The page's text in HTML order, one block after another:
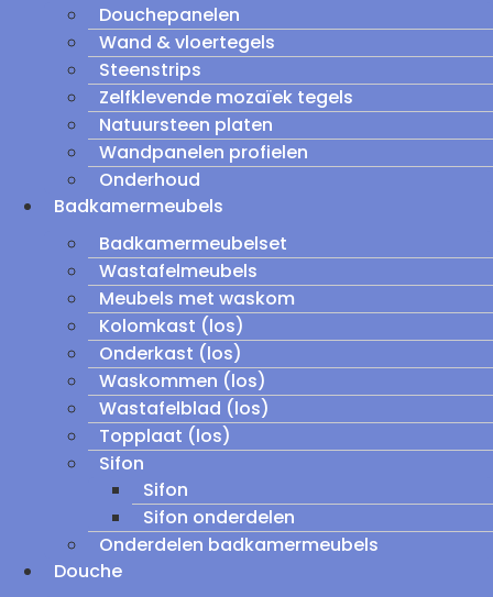
Douchepanelen
Wand & vloertegels
Steenstrips
Zelfklevende mozaïek tegels
Natuursteen platen
Wandpanelen profielen
Onderhoud
Badkamermeubels
Badkamermeubelset
Wastafelmeubels
Meubels met waskom
Kolomkast (los)
Onderkast (los)
Waskommen (los)
Wastafelblad (los)
Topplaat (los)
Sifon
Sifon
Sifon onderdelen
Onderdelen badkamermeubels
Douche